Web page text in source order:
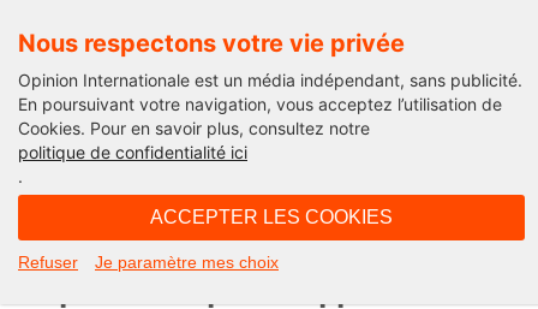
Nous respectons votre vie privée
Opinion Internationale est un média indépendant, sans publicité.
En poursuivant votre navigation, vous acceptez l’utilisation de
Cookies. Pour en savoir plus, consultez notre
politique de confidentialité ici
.
ACCEPTER LES COOKIES
Refuser Je paramètre mes choix
Edito
Plaidoirie pour les biens